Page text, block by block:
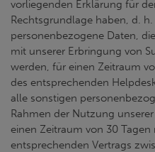
vorliegenden Erklärung für
Rechtsgrundlage haben, d. h.
personenbezogene Daten,
mit unserer Erbringung von
werden, für einen Zeitraum
des entsprechenden
alle sonstigen
Rahmen der Nutzung
einen Zeitraum von 30
entsprechenden Vertrags